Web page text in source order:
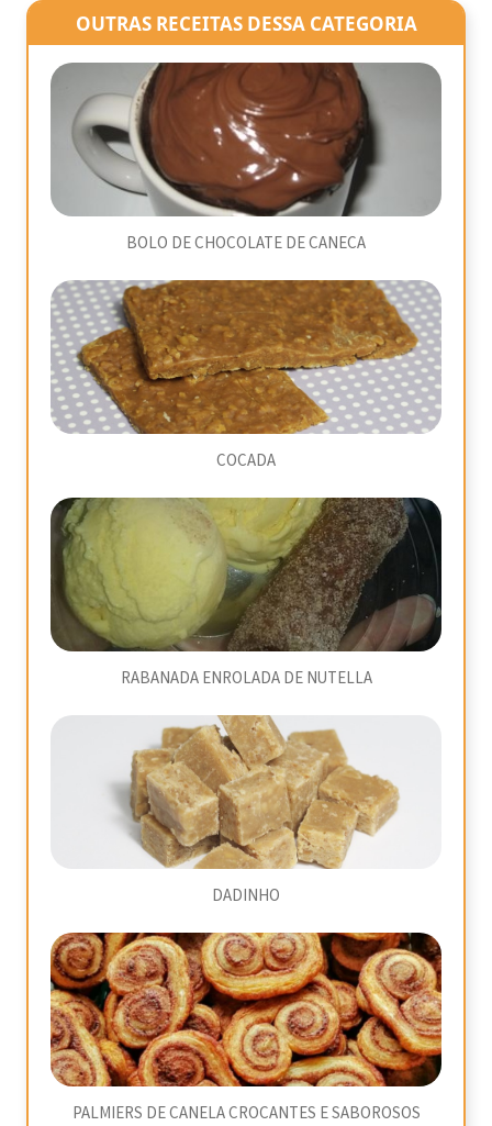
OUTRAS RECEITAS DESSA CATEGORIA
BOLO DE CHOCOLATE DE CANECA
COCADA
RABANADA ENROLADA DE NUTELLA
DADINHO
PALMIERS DE CANELA CROCANTES E SABOROSOS